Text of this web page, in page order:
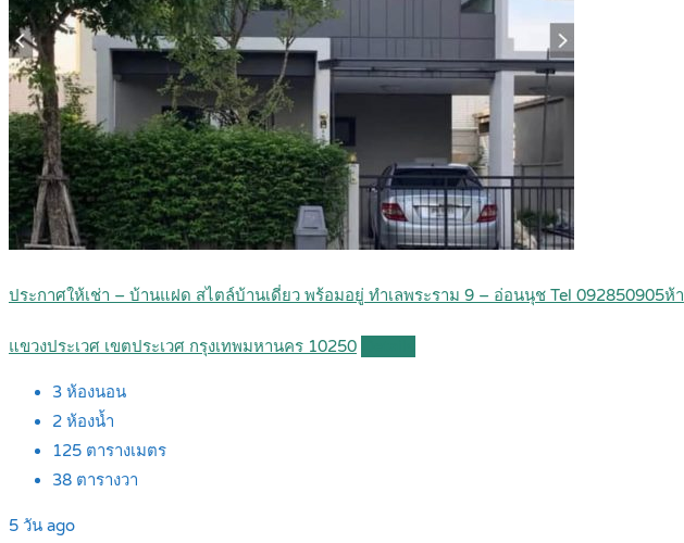
ประกาศให้เช่า – บ้านแฝด สไตล์บ้านเดี่ยว พร้อมอยู่ ทำเลพระราม 9 – อ่อนนุช Tel 092850905ห้า
แขวงประเวศ เขตประเวศ กรุงเทพมหานคร 10250
3 ห้องนอน
2 ห้องน้ำ
125 ตารางเมตร
38 ตารางวา
5 วัน ago